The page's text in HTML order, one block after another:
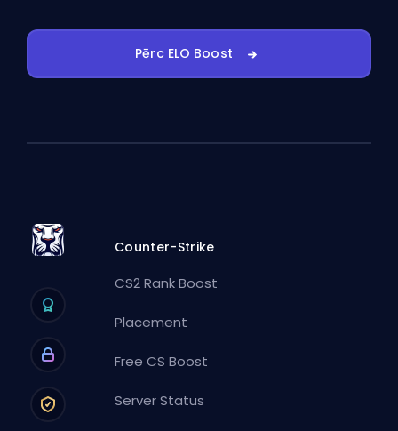
Pērc ELO Boost
Counter-Strike
CS2 Rank Boost
Placement
Free CS Boost
Server Status